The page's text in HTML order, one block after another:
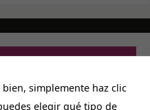
simplemente haz clic
elegir qué tipo de